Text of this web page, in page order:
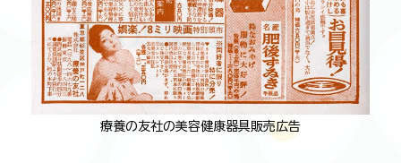
療養の友社の美容健康器具販売広告